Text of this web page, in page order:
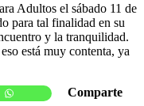
Adultos el sábado 11 de
para tal finalidad en su
y la tranquilidad.
está muy contenta, ya
Comparte